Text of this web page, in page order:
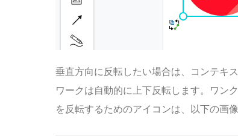
垂直方向に反転したい場合は、コンテキ
ワークは自動的に上下反転します。ワン
を反転するためのアイコンは、以下の画